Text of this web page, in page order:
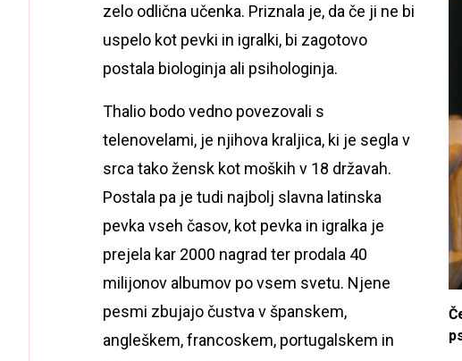
zelo odlična učenka. Priznala je, da če ji ne bi
uspelo kot pevki in igralki, bi zagotovo
postala biologinja ali psihologinja.
Thalio bodo vedno povezovali s
telenovelami, je njihova kraljica, ki je segla v
srca tako žensk kot moških v 18 državah.
Postala pa je tudi najbolj slavna latinska
pevka vseh časov, kot pevka in igralka je
prejela kar 2000 nagrad ter prodala 40
milijonov albumov po vsem svetu. Njene
pesmi zbujajo čustva v španskem,
angleškem, francoskem, portugalskem in